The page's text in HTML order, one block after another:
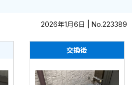
2026年1月6日 | No.223389
交換後